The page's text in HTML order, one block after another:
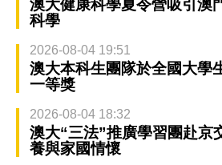
澳大健康科學夏令營吸引澳
科學
2026-08-04 19:51
澳大本科生團隊於全國大學
一等獎
2026-08-04 18:32
澳大“三法”推廣學習團赴
養與家國情懷